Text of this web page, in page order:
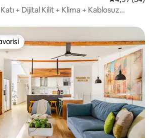
+ Dijital Kilit + Klima + Kablosuz
en beğenilenler arasında